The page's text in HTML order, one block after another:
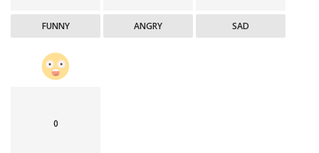
FUNNY ANGRY SAD
0